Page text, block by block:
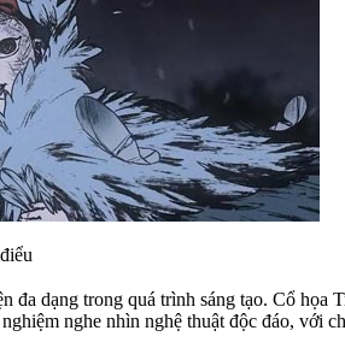
dạng trong quá trình sáng tạo. Cổ họa
nghe nhìn nghệ thuật độc đáo, với